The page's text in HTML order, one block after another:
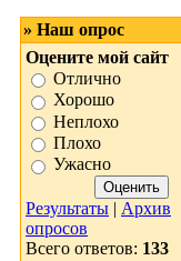
» Наш опрос
Оцените мой сайт
Отлично
Хорошо
Неплохо
Плохо
Ужасно
Результаты | Архив
опросов
Всего ответов: 133